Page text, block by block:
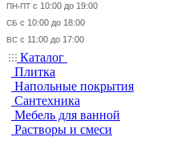
ПН-ПТ с 10:00 до 19:00
СБ с 10:00 до 18:00
ВС с 11:00 до 17:00
Каталог
Плитка
Напольные покрытия
Сантехника
Мебель для ванной
Растворы и смеси